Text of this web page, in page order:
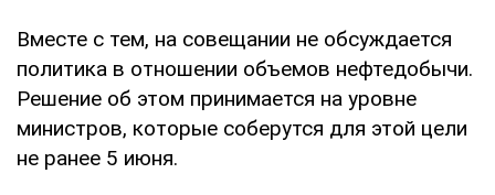
Вместе с тем, на совещании не обсуждается
политика в отношении объемов нефтедобычи.
Решение об этом принимается на уровне
министров, которые соберутся для этой цели
не ранее 5 июня.